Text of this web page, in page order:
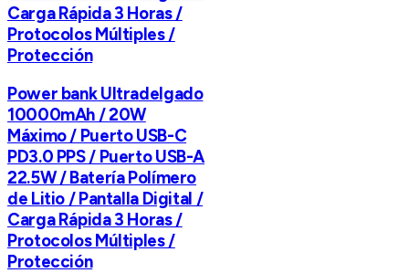
Carga Rápida 3 Horas /
Protocolos Múltiples /
Protección
Power bank Ultradelgado
10000mAh / 20W
Máximo / Puerto USB-C
PD3.0 PPS / Puerto USB-A
22.5W / Batería Polímero
de Litio / Pantalla Digital /
Carga Rápida 3 Horas /
Protocolos Múltiples /
Protección